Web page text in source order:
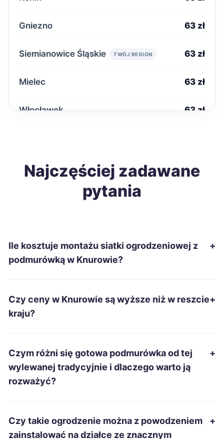
Gniezno 63 zł
Siemianowice Śląskie TWÓJ REGION 63 zł
Mielec 63 zł
Włocławek 63 zł
Krosno 63 zł
Piła 64 zł
Grudziądz
Radomsko 64 zł
Rzeszów 65 zł
Najczęściej zadawane
pytania
Ile kosztuje montażu siatki ogrodzeniowej z
podmurówką w Knurowie?
+
Czy ceny w Knurowie są wyższe niż w reszcie
kraju?
+
Czym różni się gotowa podmurówka od tej
wylewanej tradycyjnie i dlaczego warto ją
rozważyć?
+
Czy takie ogrodzenie można z powodzeniem
zainstalować na działce ze znacznym
+